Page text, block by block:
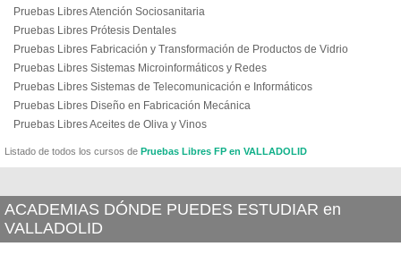
Pruebas Libres Atención Sociosanitaria
Pruebas Libres Prótesis Dentales
Pruebas Libres Fabricación y Transformación de Productos de Vidrio
Pruebas Libres Sistemas Microinformáticos y Redes
Pruebas Libres Sistemas de Telecomunicación e Informáticos
Pruebas Libres Diseño en Fabricación Mecánica
Pruebas Libres Aceites de Oliva y Vinos
Listado de todos los cursos de Pruebas Libres FP en VALLADOLID
ACADEMIAS DÓNDE PUEDES ESTUDIAR en
VALLADOLID